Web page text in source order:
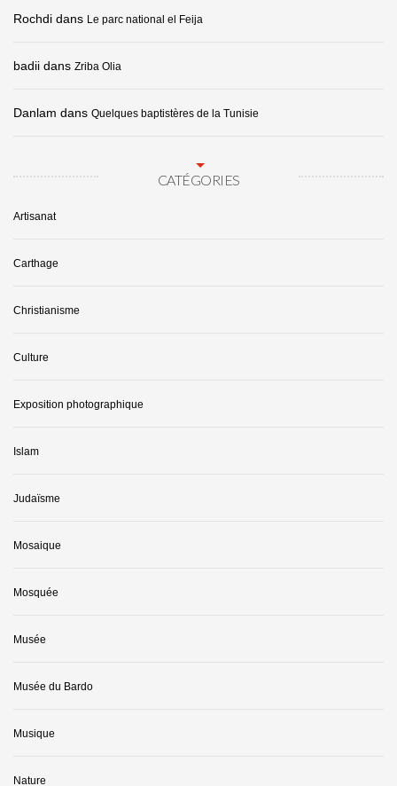
Rochdi dans Le parc national el Feija
badii dans Zriba Olia
Danlam dans Quelques baptistères de la Tunisie
CATÉGORIES
Artisanat
Carthage
Christianisme
Culture
Exposition photographique
Islam
Judaïsme
Mosaique
Mosquée
Musée
Musée du Bardo
Musique
Nature